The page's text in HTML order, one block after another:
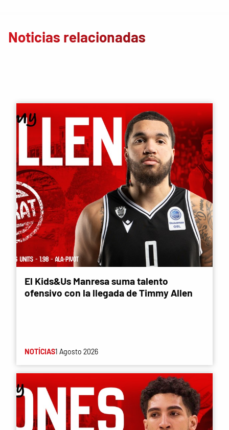
Noticias relacionadas
El Kids&Us Manresa suma talento
ofensivo con la llegada de Timmy Allen
NOTÍCIAS1 Agosto 2026